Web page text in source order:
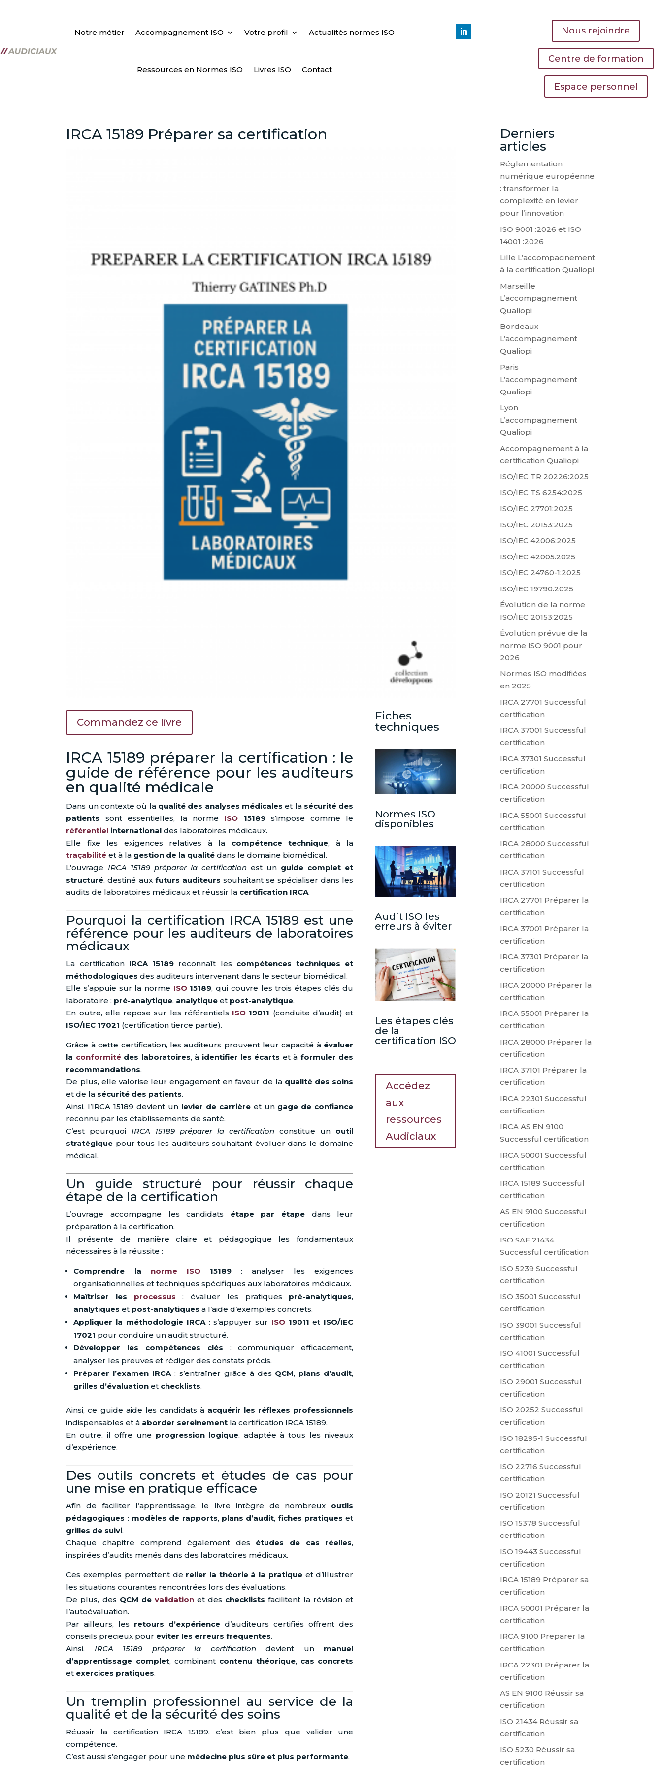
Notre métier Accompagnement ISO Votre profil Actualités normes ISO
Ressources en Normes ISO Livres ISO Contact
Nous rejoindre
Centre de formation
Espace personnel
IRCA 15189 Préparer sa certification
Commandez ce livre
IRCA 15189 préparer la certification : le
guide de référence pour les auditeurs
en qualité médicale
Dans un contexte où la qualité des analyses médicales et la sécurité des
patients sont essentielles, la norme ISO 15189s’impose comme le
référentiel international des laboratoires médicaux.
Elle fixe les exigences relatives à la compétence technique, à la
traçabilité et à la gestion de la qualité dans le domaine biomédical.
L’ouvrage IRCA 15189 préparer la certification est un guide complet et
structuré, destiné aux futurs auditeurs souhaitant se spécialiser dans les
audits de laboratoires médicaux et réussir la certification IRCA.
Pourquoi la certification IRCA 15189 est une
référence pour les auditeurs de laboratoires
médicaux
La certification IRCA 15189 reconnaît les compétences techniques et
méthodologiques des auditeurs intervenant dans le secteur biomédical.
Elle s’appuie sur la norme ISO15189, qui couvre les trois étapes clés du
laboratoire : pré-analytique, analytique et post-analytique.
En outre, elle repose sur les référentiels ISO 19011 (conduite d’audit) et
ISO/IEC 17021 (certification tierce partie).
Grâce à cette certification, les auditeurs prouvent leur capacité à évaluer
la conformitédes laboratoires, à identifier les écarts et à formuler des
recommandations.
De plus, elle valorise leur engagement en faveur de la qualité des soins
et de la sécurité des patients.
Ainsi, l’IRCA 15189 devient un levier de carrièreet un gage de confiance
reconnu par les établissements de santé.
C’est pourquoi IRCA 15189 préparer la certification constitue un outil
stratégique pour tous les auditeurs souhaitant évoluer dans le domaine
médical.
Un guide structuré pour réussir chaque
étape de la certification
L’ouvrage accompagne les candidats étape par étape dans leur
préparation à la certification.
Il présente de manière claire et pédagogique les fondamentaux
nécessaires à la réussite :
Comprendre la norme ISO15189: analyser les exigences
organisationnelles et techniques spécifiques aux laboratoires médicaux.
Maîtriser les processus : évaluer les pratiques pré-analytiques,
analytiques et post-analytiques à l’aide d’exemples concrets.
Appliquer la méthodologie IRCA: s’appuyer sur ISO19011 et ISO/IEC
17021 pour conduire un audit structuré.
Développer les compétences clés : communiquer efficacement,
analyser les preuves et rédiger des constats précis.
Préparer l’examen IRCA: s’entraîner grâce à des QCM, plans d’audit,
grilles d’évaluation et checklists.
Ainsi, ce guide aide les candidats à acquérir les réflexes professionnels
indispensables et à aborder sereinement la certification IRCA 15189.
En outre, il offre une progression logique, adaptée à tous les niveaux
d’expérience.
Des outils concrets et études de cas pour
une mise en pratique efficace
Afin de faciliter l’apprentissage, le livre intègre de nombreux outils
pédagogiques : modèles de rapports, plans d’audit, fiches pratiques et
grilles de suivi.
Chaque chapitre comprend également des études de cas réelles,
inspirées d’audits menés dans des laboratoires médicaux.
Ces exemples permettent de relier la théorie à la pratiqueet d’illustrer
les situations courantes rencontrées lors des évaluations.
De plus, des QCM de validationet des checklists facilitent la révision et
l’autoévaluation.
Par ailleurs, les retours d’expérience d’auditeurs certifiés offrent des
conseils précieux pour éviter les erreurs fréquentes.
Ainsi, IRCA 15189 préparer la certification devient un manuel
d’apprentissage complet, combinant contenu théorique, cas concrets
et exercices pratiques.
Un tremplin professionnel au service de la
qualité et de la sécurité des soins
Réussir la certification IRCA 15189, c’est bien plus que valider une
compétence.
C’est aussi s’engager pour une médecine plus sûre et plus performante.
Fiches
techniques
Normes ISO
disponibles
Audit ISO les
erreurs à éviter
Les étapes clés
de la
certification ISO
Accédez
aux
ressources
Audiciaux
Derniers
articles
Réglementation
numérique européenne
: transformer la
complexité en levier
pour l’innovation
ISO 9001 :2026 et ISO
14001 :2026
Lille L’accompagnement
à la certification Qualiopi
Marseille
L’accompagnement
Qualiopi
Bordeaux
L’accompagnement
Qualiopi
Paris
L’accompagnement
Qualiopi
Lyon
L’accompagnement
Qualiopi
Accompagnement à la
certification Qualiopi
ISO/IEC TR 20226:2025
ISO/IEC TS 6254:2025
ISO/IEC 27701:2025
ISO/IEC 20153:2025
ISO/IEC 42006:2025
ISO/IEC 42005:2025
ISO/IEC 24760-1:2025
ISO/IEC 19790:2025
Évolution de la norme
ISO/IEC 20153:2025
Évolution prévue de la
norme ISO 9001 pour
2026
Normes ISO modifiées
en 2025
IRCA 27701 Successful
certification
IRCA 37001 Successful
certification
IRCA 37301 Successful
certification
IRCA 20000 Successful
certification
IRCA 55001 Successful
certification
IRCA 28000 Successful
certification
IRCA 37101 Successful
certification
IRCA 27701 Préparer la
certification
IRCA 37001 Préparer la
certification
IRCA 37301 Préparer la
certification
IRCA 20000 Préparer la
certification
IRCA 55001 Préparer la
certification
IRCA 28000 Préparer la
certification
IRCA 37101 Préparer la
certification
IRCA 22301 Successful
certification
IRCA AS EN 9100
Successful certification
IRCA 50001 Successful
certification
IRCA 15189 Successful
certification
AS EN 9100 Successful
certification
ISO SAE 21434
Successful certification
ISO 5239 Successful
certification
ISO 35001 Successful
certification
ISO 39001 Successful
certification
ISO 41001 Successful
certification
ISO 29001 Successful
certification
ISO 20252 Successful
certification
ISO 18295-1 Successful
certification
ISO 22716 Successful
certification
ISO 20121 Successful
certification
ISO 15378 Successful
certification
ISO 19443 Successful
certification
IRCA 15189 Préparer sa
certification
IRCA 50001 Préparer la
certification
IRCA 9100 Préparer la
certification
IRCA 22301 Préparer la
certification
AS EN 9100 Réussir sa
certification
ISO 21434 Réussir sa
certification
ISO 5230 Réussir sa
certification